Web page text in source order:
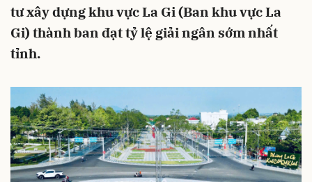
tư xây dựng khu vực La Gi (Ban khu vực La
Gi) thành ban đạt tỷ lệ giải ngân sớm nhất
tỉnh.